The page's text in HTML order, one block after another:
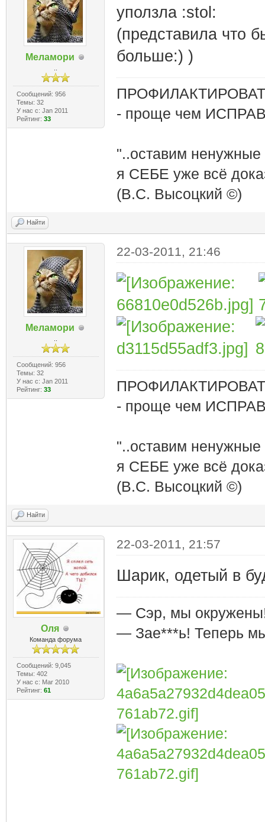
Меламори
Сообщений: 956
Темы: 32
У нас с: Jan 2011
Рейтинг: 33
уползла :stol:
(представила что
больше:) )
- проще чем
"..оставим
я СЕБЕ уже всё
(В.С. Высоцкий ©)
Найти
Меламори
Сообщений: 956
Темы: 32
У нас с: Jan 2011
Рейтинг: 33
22-03-2011, 21:46
- проще чем
"..оставим
я СЕБЕ уже всё
(В.С. Высоцкий ©)
Найти
Оля
Команда форума
Сообщений: 9,045
Темы: 402
У нас с: Mar 2010
Рейтинг: 61
22-03-2011, 21:57
Шарик, одетый в
— Сэр, мы
— Зае***ь! Теперь